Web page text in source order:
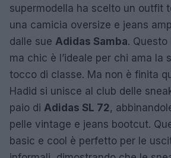
supermodella ha scelto un outfit
una camicia oversize e jeans
dalle sue Adidas Samba. Questo
ma chic è l’ideale per chi ama la
tocco di classe. Ma non è finita
Hadid si unisce al club delle
paio di Adidas SL 72,
pelle vintage e jeans bootcut.
basic e cool è perfetto per le